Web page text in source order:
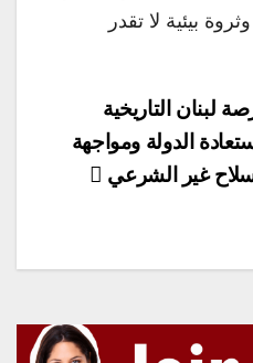
بيئية لا تقدر
لبنان التاريخية
الدولة ومواجهة
غير الشرعي